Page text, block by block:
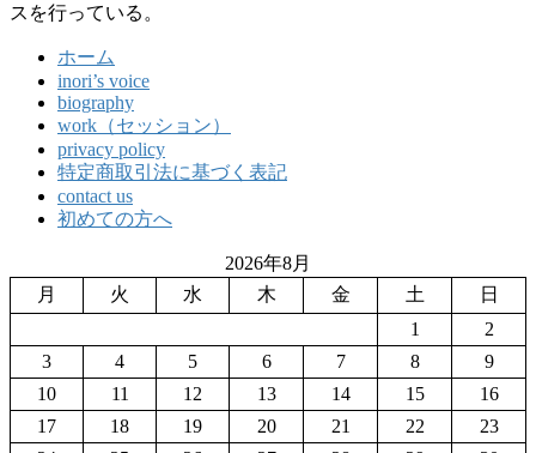
スを行っている。
ホーム
inori’s voice
biography
work（セッション）
privacy policy
特定商取引法に基づく表記
contact us
初めての方へ
2026年8月
月
火 水 木 金 土
日
1
2
3
4 5 6 7 8
9
10
11 12 13 14 15
16
17
18 19 20 21 22
23